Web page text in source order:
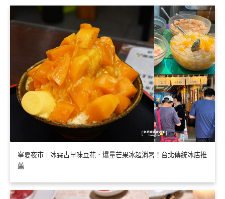
寧夏夜市｜冰霖古早味豆花．爆量芒果冰超消暑！台北傳統冰店推
薦